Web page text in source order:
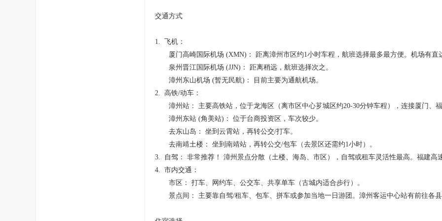
交通方式
1. 飞机：
厦门高崎国际机场 (XMN)： 距离漳州市区约1小时车程，航班选择最多最方便。机场有直
泉州晋江国际机场 (JJN)： 距离稍远，航班选择次之。
漳州东山机场 (暂无民航)： 目前主要为通航机场。
2. 高铁/动车：
漳州站： 主要高铁站，位于龙海区（离市区中心芗城区约20-30分钟车程），连接厦门、
漳州东站 (角美站)： 位于台商投资区，车次较少。
去东山岛： 坐到云霄站，再转公交/打车。
去南靖土楼： 坐到南靖站，再转公交/包车（去景区还需约1小时）。
3. 自驾： 非常推荐！ 漳州景点分散（土楼、海岛、市区），自驾或租车灵活性最高。福建高
4. 市内交通：
市区： 打车、网约车、公交车、共享单车（古城内适合步行）。
景点间： 主要靠自驾/租车、包车、拼车或参加当地一日游团。漳州客运中心站有前往各